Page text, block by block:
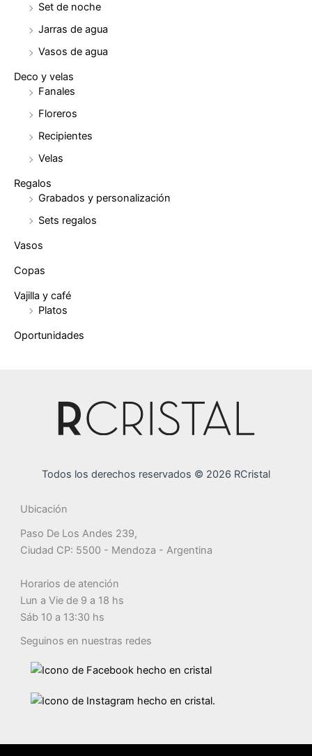
Set de noche
Jarras de agua
Vasos de agua
Deco y velas
Fanales
Floreros
Recipientes
Velas
Regalos
Grabados y personalización
Sets regalos
Vasos
Copas
Vajilla y café
Platos
Oportunidades
Todos los derechos reservados © 2026 RCristal
Ubicación
Paso De Los Andes 239,
Ciudad CP: 5500 - Mendoza - Argentina
Horarios de atención
Lun a Vie de 9 a 18 hs
Sáb 10 a 13:30 hs
Seguinos en nuestras redes